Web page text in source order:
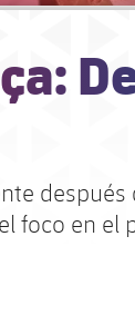
después
foco en el